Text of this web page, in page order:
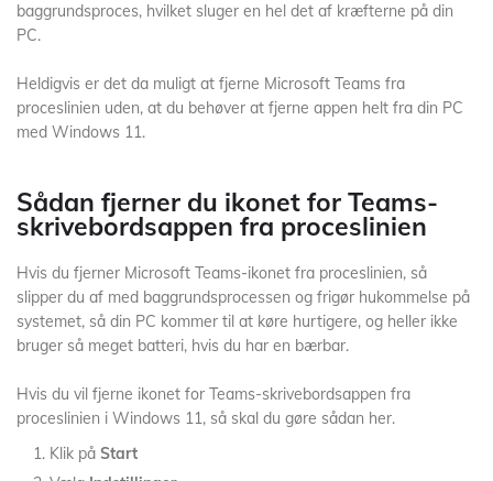
baggrundsproces, hvilket sluger en hel det af kræfterne på din
PC.
Heldigvis er det da muligt at fjerne Microsoft Teams fra
proceslinien uden, at du behøver at fjerne appen helt fra din PC
med Windows 11.
Sådan fjerner du ikonet for Teams-
skrivebordsappen fra proceslinien
Hvis du fjerner Microsoft Teams-ikonet fra proceslinien, så
slipper du af med baggrundsprocessen og frigør hukommelse på
systemet, så din PC kommer til at køre hurtigere, og heller ikke
bruger så meget batteri, hvis du har en bærbar.
Hvis du vil fjerne ikonet for Teams-skrivebordsappen fra
proceslinien i Windows 11, så skal du gøre sådan her.
Klik på Start